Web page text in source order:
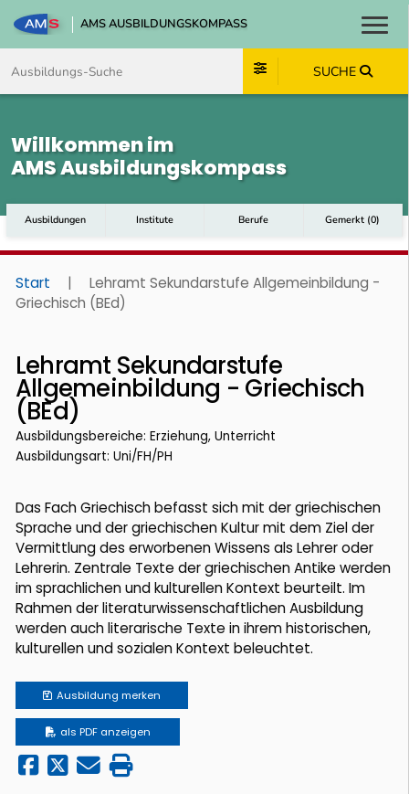
AMS AUSBILDUNGSKOMPASS
SUCHE
Willkommen im
AMS Ausbildungskompass
Ausbildungen Institute Berufe Gemerkt (0)
Start |
Lehramt Sekundarstufe Allgemeinbildung -
Griechisch (BEd)
Lehramt Sekundarstufe
Allgemeinbildung - Griechisch
(BEd)
Ausbildungsbereiche: Erziehung, Unterricht
Ausbildungsart: Uni/FH/PH
Das Fach Griechisch befasst sich mit der griechischen
Sprache und der griechischen Kultur mit dem Ziel der
Vermittlung des erworbenen Wissens als Lehrer oder
Lehrerin. Zentrale Texte der griechischen Antike werden
im sprachlichen und kulturellen Kontext beurteilt. Im
Rahmen der literaturwissenschaftlichen Ausbildung
werden auch literarische Texte in ihrem historischen,
kulturellen und sozialen Kontext beleuchtet.
Ausbildung merken
als PDF anzeigen